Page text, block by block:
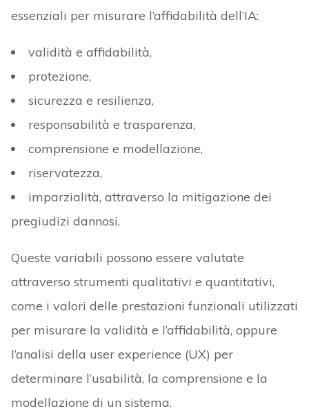
essenziali per misurare l’affidabilità dell’IA:
validità e affidabilità,
protezione,
sicurezza e resilienza,
responsabilità e trasparenza,
comprensione e modellazione,
riservatezza,
imparzialità, attraverso la mitigazione dei
pregiudizi dannosi.
Queste variabili possono essere valutate
attraverso strumenti qualitativi e quantitativi,
come i valori delle prestazioni funzionali utilizzati
per misurare la validità e l’affidabilità, oppure
l’analisi della user experience (UX) per
determinare l’usabilità, la comprensione e la
modellazione di un sistema.